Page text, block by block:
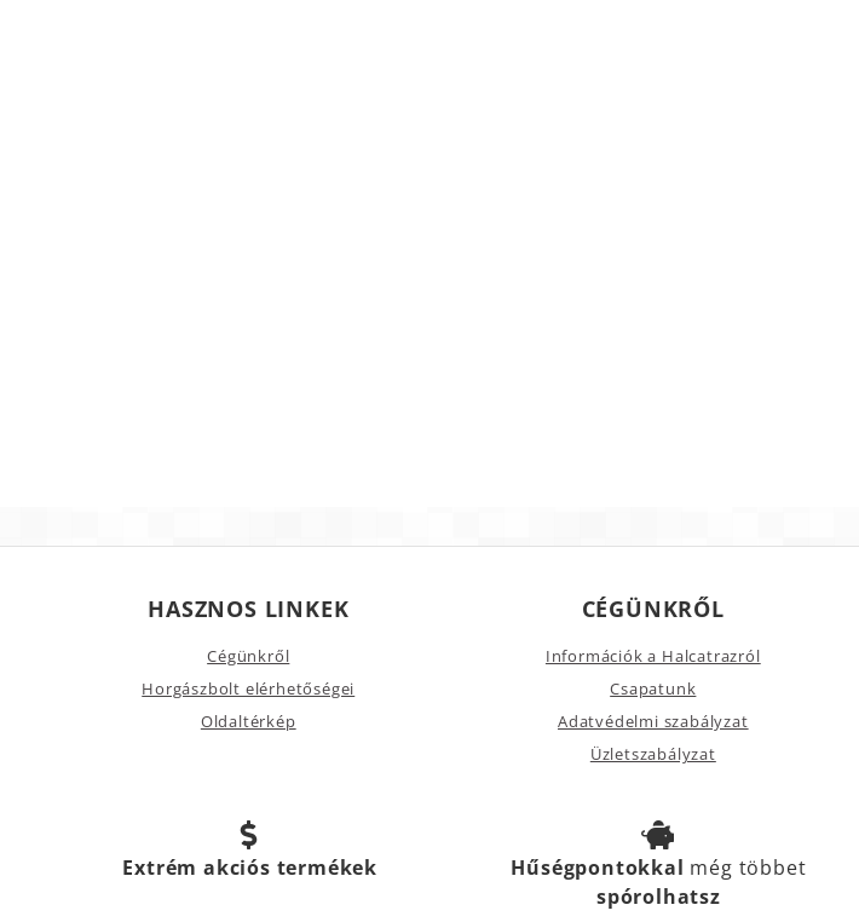
HASZNOS LINKEK
Cégünkről
Horgászbolt elérhetőségei
Oldaltérkép
CÉGÜNKRŐL
Információk a Halcatrazról
Csapatunk
Adatvédelmi szabályzat
Üzletszabályzat
Extrém akciós termékek Hűségpontokkal még többet
spórolhatsz